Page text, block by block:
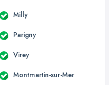
Milly
Parigny
Virey
Montmartin-sur-Mer